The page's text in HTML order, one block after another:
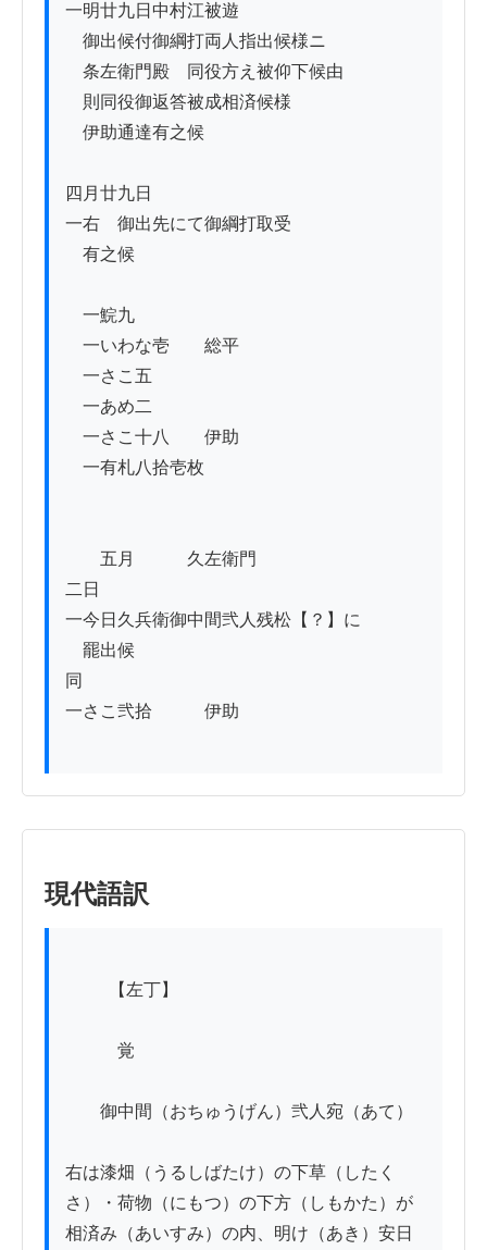
一明廿九日中村江被遊
御出候付御綱打両人指出候様ニ
条左衛門殿ゟ同役方え被仰下候由
則同役御返答被成相済候様
伊助通達有之候
四月廿九日
一右　御出先にて御綱打取受
有之候
一鯇九
一いわな壱　　総平
一さこ五
一あめ二
一さこ十八　　伊助
一有札八拾壱枚
五月　　　久左衛門
二日
一今日久兵衛御中間弐人残松【？】に
罷出候
同
一さこ弐拾　　　伊助
現代語訳
覚
御中間（おちゅうげん）弐人宛（あて）
右は漆畑（うるしばたけ）の下草（したく
さ）・荷物（にもつ）の下方（しもかた）が
相済み（あいすみ）の内、明け（あき）安日